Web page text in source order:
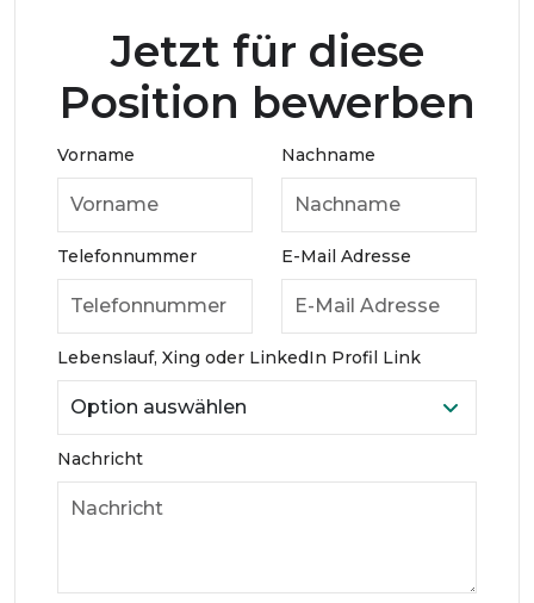
Jetzt für diese
Position bewerben
Vorname Nachname
Telefonnummer E-Mail Adresse
Lebenslauf, Xing oder LinkedIn Profil Link
Nachricht